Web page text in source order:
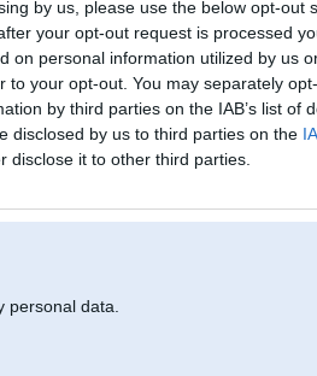
by us, please use the below opt-out
your opt-out request is processed
on personal information utilized by us
to your opt-out. You may separately
by third parties on the IAB’s list of
disclosed by us to third parties on the
disclose it to other third parties.
personal data.
choms, neteikshu
uzmacas kautkads tevainis, kuram nav naudas